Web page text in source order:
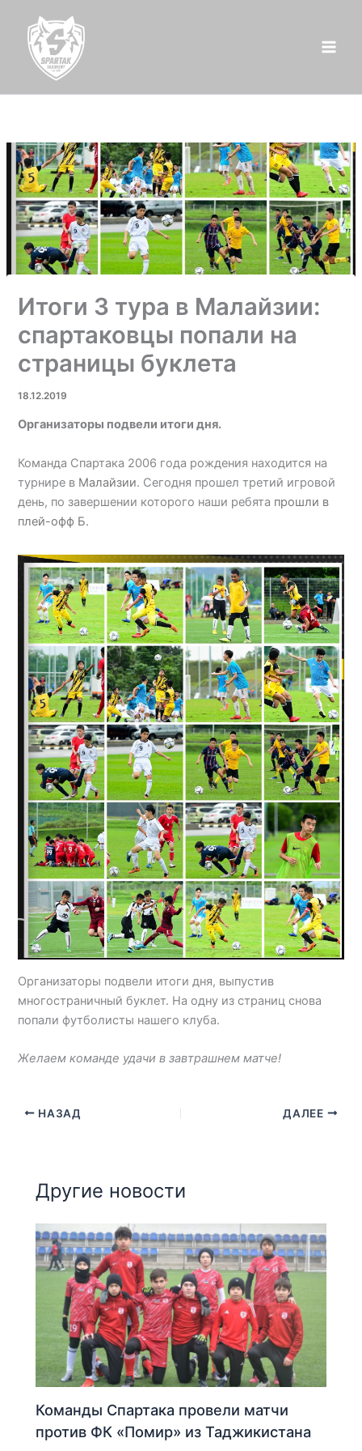
содержимому
Итоги 3 тура в Малайзии:
спартаковцы попали на
страницы буклета
18.12.2019
Организаторы подвели итоги дня.
Команда Спартака 2006 года рождения находится на
турнире в Малайзии. Сегодня прошел третий игровой
день, по завершении которого наши ребята прошли в
плей-офф Б.
Организаторы подвели итоги дня, выпустив
многостраничный буклет. На одну из страниц снова
попали футболисты нашего клуба.
Желаем команде удачи в завтрашнем матче!
НАЗАД ДАЛЕЕ
Другие новости
Команды Спартака провели матчи
против ФК «Помир» из Таджикистана